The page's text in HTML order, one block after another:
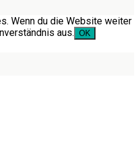
Wenn du die Website weiter
aus. OK